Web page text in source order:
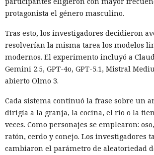
protagonista el género masculino.
Tras esto, los investigadores decidieron
resolverían la misma tarea los modelos
modernos. El experimento incluyó a
Gemini 2.5, GPT-4o, GPT-5.1, Mistral
abierto Olmo 3.
Cada sistema continuó la frase sobre un
dirigía a la granja, la cocina, el río o la
veces. Como personajes se emplearon:
ratón, cerdo y conejo. Los investigadores
cambiaron el parámetro de aleatoriedad